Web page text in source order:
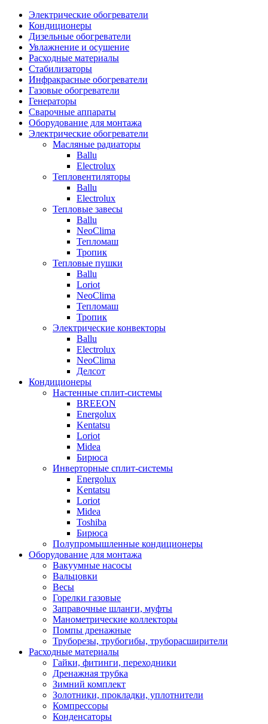
Электрические обогреватели
Кондиционеры
Дизельные обогреватели
Увлажнение и осушение
Расходные материалы
Стабилизаторы
Инфракрасные обогреватели
Газовые обогреватели
Генераторы
Сварочные аппараты
Оборудование для монтажа
Электрические обогреватели
Масляные радиаторы
Ballu
Electrolux
Тепловентиляторы
Ballu
Electrolux
Тепловые завесы
Ballu
NeoClima
Тепломаш
Тропик
Тепловые пушки
Ballu
Loriot
NeoClima
Тепломаш
Тропик
Электрические конвекторы
Ballu
Electrolux
NeoClima
Делсот
Кондиционеры
Настенные сплит-системы
BREEON
Energolux
Kentatsu
Loriot
Midea
Бирюса
Инверторные сплит-системы
Energolux
Kentatsu
Loriot
Midea
Toshiba
Бирюса
Полупромышленные кондиционеры
Оборудование для монтажа
Вакуумные насосы
Вальцовки
Весы
Горелки газовые
Заправочные шланги, муфты
Манометрические коллекторы
Помпы дренажные
Труборезы, трубогибы, труборасширители
Расходные материалы
Гайки, фитинги, переходники
Дренажная трубка
Зимний комплект
Золотники, прокладки, уплотнители
Компрессоры
Конденсаторы